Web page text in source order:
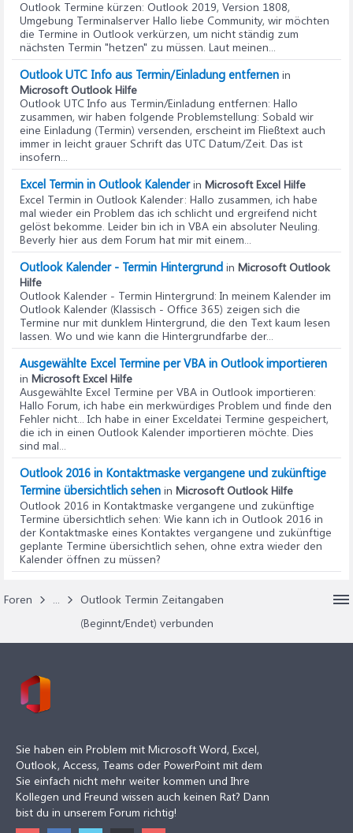
Outlook Termine kürzen: Outlook 2019, Version 1808,
Umgebung Terminalserver Hallo liebe Community, wir möchten
die Termine in Outlook verkürzen, um nicht ständig zum
nächsten Termin "hetzen" zu müssen. Laut meinen...
Outlook UTC Info aus Termin/Einladung entfernen in
Microsoft Outlook Hilfe
Outlook UTC Info aus Termin/Einladung entfernen: Hallo
zusammen, wir haben folgende Problemstellung: Sobald wir
eine Einladung (Termin) versenden, erscheint im Fließtext auch
immer in leicht grauer Schrift das UTC Datum/Zeit. Das ist
insofern...
Excel Termin in Outlook Kalenderin Microsoft Excel Hilfe
Excel Termin in Outlook Kalender: Hallo zusammen, ich habe
mal wieder ein Problem das ich schlicht und ergreifend nicht
gelöst bekomme. Leider bin ich in VBA ein absoluter Neuling.
Beverly hier aus dem Forum hat mir mit einem...
Outlook Kalender - Termin Hintergrund in Microsoft Outlook
Hilfe
Outlook Kalender - Termin Hintergrund: In meinem Kalender im
Outlook Kalender (Klassisch - Office 365) zeigen sich die
Termine nur mit dunklem Hintergrund, die den Text kaum lesen
lassen. Wo und wie kann die Hintergrundfarbe der...
Ausgewählte Excel Termine per VBA in Outlook importieren
in Microsoft Excel Hilfe
Ausgewählte Excel Termine per VBA in Outlook importieren:
Hallo Forum, ich habe ein merkwürdiges Problem und finde den
Fehler nicht... Ich habe in einer Exceldatei Termine gespeichert,
die ich in einen Outlook Kalender importieren möchte. Dies
sind mal...
Outlook 2016 in Kontaktmaske vergangene und zukünftige
Termine übersichtlich sehen in Microsoft Outlook Hilfe
Outlook 2016 in Kontaktmaske vergangene und zukünftige
Termine übersichtlich sehen: Wie kann ich in Outlook 2016 in
der Kontaktmaske eines Kontaktes vergangene und zukünftige
geplante Termine übersichtlich sehen, ohne extra wieder den
Kalender öffnen zu müssen?
Foren ...
Outlook Termin Zeitangaben
(Beginnt/Endet) verbunden
Sie haben ein Problem mit Microsoft Word, Excel,
Outlook, Access, Teams oder PowerPoint mit dem
Sie einfach nicht mehr weiter kommen und Ihre
Kollegen und Freund wissen auch keinen Rat? Dann
bist du in unserem Forum richtig!